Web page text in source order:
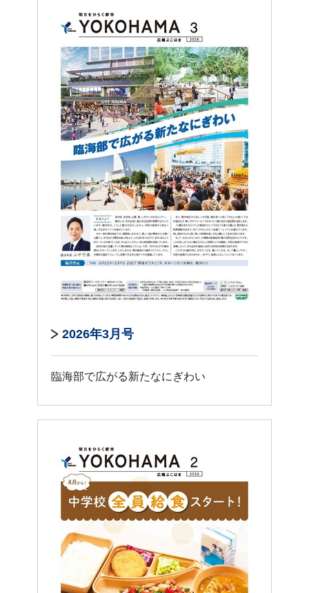
2026年3月号
臨海部で広がる新たなにぎわい